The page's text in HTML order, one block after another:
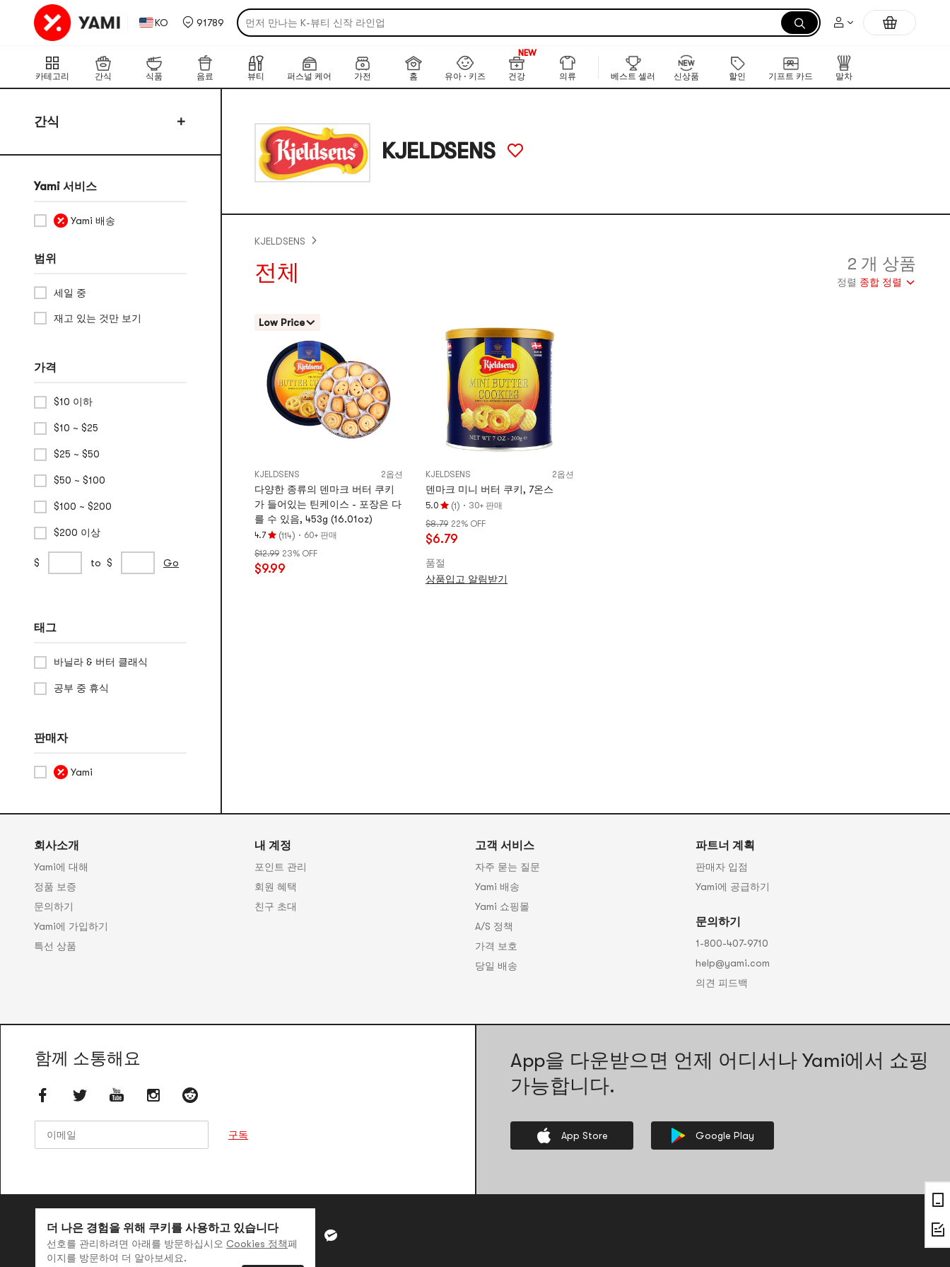
KO 91789
먼저 만나는 K-뷰티 신작 라인업
국경을 넘어 도착한 KR&JP 뉴 에디션
취향 저격! 야미 글로벌 브랜드 디렉토리
가장 핫한 한·일 라이징 뷰티템
카테고리 간식 식품 음료 뷰티 퍼스널 케어 가전 홈 유아 · 키즈 건강
NEW
1000+
NEW
의류 베스트 셀러 신상품 할인 기프트 카드 말차
간식
Yami 서비스
Yami 배송
범위
세일 중
재고 있는 것만 보기
가격
$10 이하
$10 ~ $25
$25 ~ $50
$50 ~ $100
$100 ~ $200
$200 이상
사
가
$
price
to $
price
Go
태그
바닐라 & 버터 클래식
공부 중 휴식
판매자
Yami
KJELDSENS
KJELDSENS
전체 2 개 상품
정렬 종합 정렬
Low Price
KJELDSENS 2옵션
다양한 종류의 덴마크 버터 쿠키
가 들어있는 틴케이스 - 포장은 다
를 수 있음, 453g (16.01oz)
4.7
평
점
4.7
(114) · 60+ 판매
$12.99 23% OFF
$9.99
KJELDSENS 2옵션
덴마크 미니 버터 쿠키, 7온스
5.0
평
점
5.0
개
별,
5
(1) · 30+ 판매
$8.79 22% OFF
$6.79
품절
상품입고 알림받기
회사소개
Yami에 대해
정품 보증
문의하기
Yami에 가입하기
특선 상품
내 계정
포인트 관리
회원 혜택
친구 초대
고객 서비스
자주 묻는 질문
Yami 배송
Yami 쇼핑몰
A/S 정책
가격 보호
당일 배송
파트너 계획
판매자 입점
Yami에 공급하기
문의하기
1-800-407-9710
help@yami.com
의견 피드백
함께 소통해요
구독
App을 다운받으면 언제 어디서나 Yami에서 쇼핑
가능합니다.
App Store Google Play
더 나은 경험을 위해 쿠키를 사용하고 있습니다
선호를 관리하려면 아래를 방문하십시오 Cookies 정책페
이지를 방문하여 더 알아보세요.